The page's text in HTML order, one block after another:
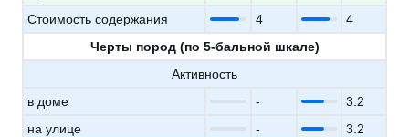
Стоимость содержания
4
4
Черты пород (по 5-бальной шкале)
Активность
в доме
-
3.2
на улице
-
3.2